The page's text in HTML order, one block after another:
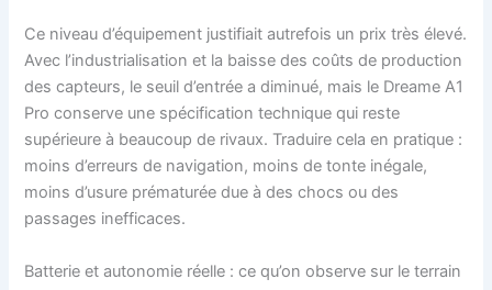
Ce niveau d’équipement justifiait autrefois un prix très élevé.
Avec l’industrialisation et la baisse des coûts de production
des capteurs, le seuil d’entrée a diminué, mais le Dreame A1
Pro conserve une spécification technique qui reste
supérieure à beaucoup de rivaux. Traduire cela en pratique :
moins d’erreurs de navigation, moins de tonte inégale,
moins d’usure prématurée due à des chocs ou des
passages inefficaces.
Batterie et autonomie réelle : ce qu’on observe sur le terrain